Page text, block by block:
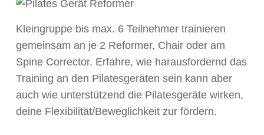
Kleingruppe bis max. 6 Teilnehmer trainieren
gemeinsam an je 2 Reformer, Chair oder am
Spine Corrector. Erfahre, wie harausfordernd das
Training an den Pilatesgeräten sein kann aber
auch wie unterstützend die Pilatesgeräte wirken,
deine Flexibilität/Beweglichkeit zur fördern.